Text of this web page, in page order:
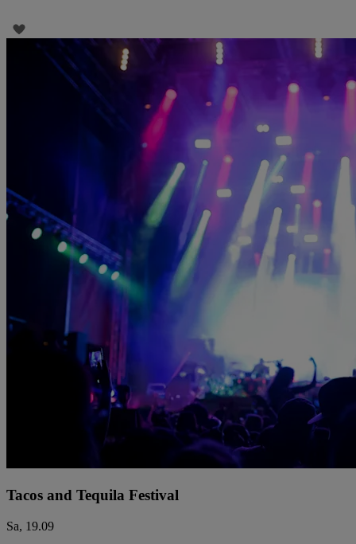
Tacos and Tequila Festival
Sa, 19.09